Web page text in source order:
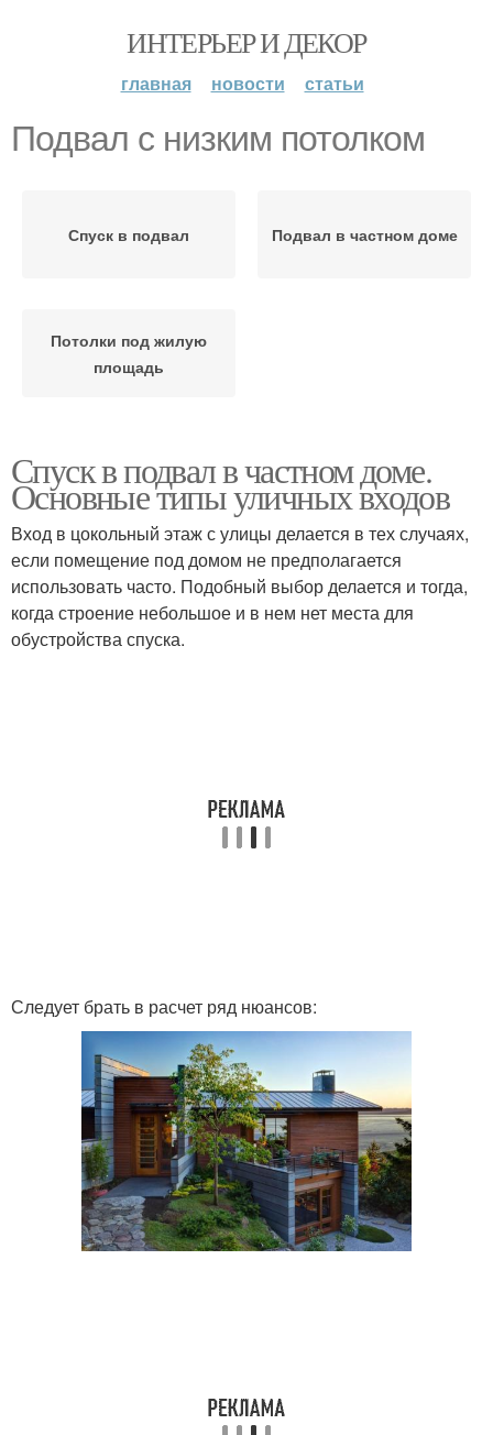
ИНТЕРЬЕР И ДЕКОР
главная новости статьи
Подвал с низким потолком
Спуск в подвал Подвал в частном доме
Потолки под жилую
площадь
Спуск в подвал в частном доме.
Основные типы уличных входов
Вход в цокольный этаж с улицы делается в тех случаях,
если помещение под домом не предполагается
использовать часто. Подобный выбор делается и тогда,
когда строение небольшое и в нем нет места для
обустройства спуска.
Следует брать в расчет ряд нюансов: